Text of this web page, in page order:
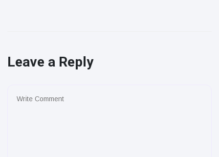
Leave a Reply